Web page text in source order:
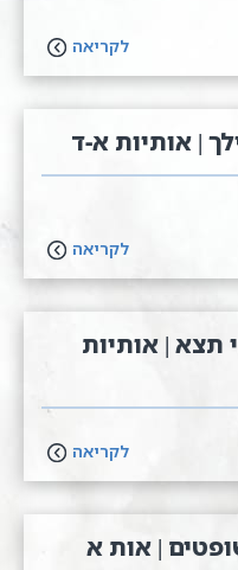
לקריאה
| אותיות א-ד
לקריאה
תצא | אותיות
לקריאה
| אות א